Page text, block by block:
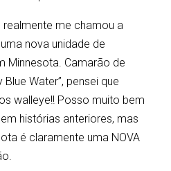
realmente me chamou a
nova unidade de
Minnesota. Camarão de
Water”, pensei que
walleye!! Posso muito bem
histórias anteriores, mas
é claramente uma NOVA